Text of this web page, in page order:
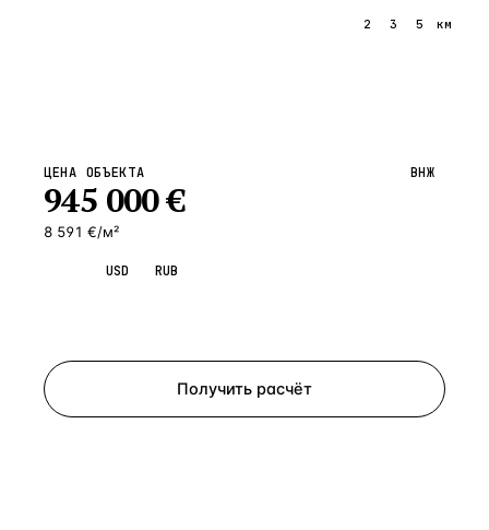
2 3 5 км
ЦЕНА ОБЪЕКТА
945 000€
8 591 €/м²
ВНЖ
USD RUB
Получить расчёт